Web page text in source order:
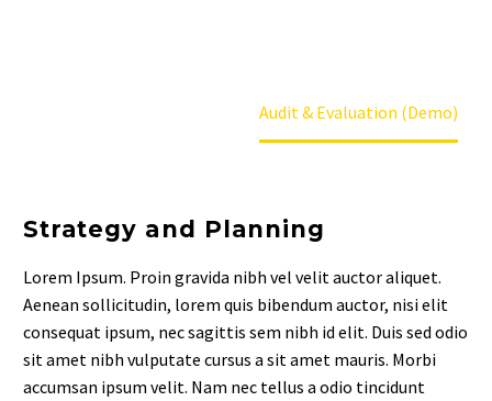
Audit & Evaluation (Demo)
Strategy and Planning
Lorem Ipsum. Proin gravida nibh vel velit auctor aliquet.
Aenean sollicitudin, lorem quis bibendum auctor, nisi elit
consequat ipsum, nec sagittis sem nibh id elit. Duis sed odio
sit amet nibh vulputate cursus a sit amet mauris. Morbi
accumsan ipsum velit. Nam nec tellus a odio tincidunt